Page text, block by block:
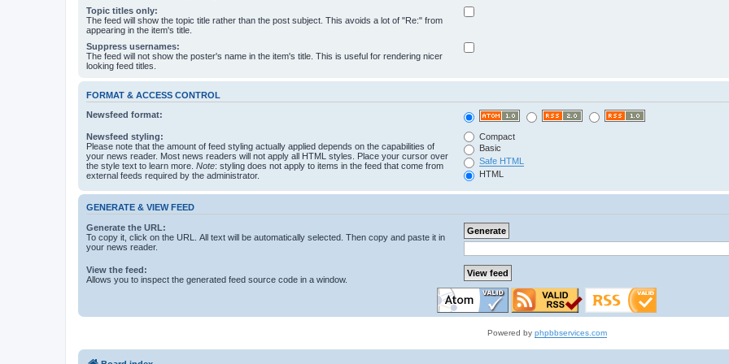
Topic titles only:
The feed will show the topic title rather than the post subject. This avoids a lot of "Re:" from
appearing in the item's title.
Suppress usernames:
The feed will not show the poster's name in the item's title. This is useful for rendering nicer
looking feed titles.
FORMAT & ACCESS CONTROL
Newsfeed format:
Newsfeed styling:
Please note that the amount of feed styling actually applied depends on the capabilities of
your news reader. Most news readers will not apply all HTML styles. Place your cursor over
the style text to learn more. Note: styling does not apply to items in the feed that come from
external feeds required by the administrator.
Compact
Basic
Safe HTML
HTML
GENERATE & VIEW FEED
Generate the URL:
To copy it, click on the URL. All text will be automatically selected. Then copy and paste it in
your news reader.
View the feed:
Allows you to inspect the generated feed source code in a window.
Powered by phpbbservices.com